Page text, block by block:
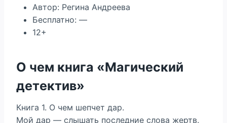
Автор: Регина Андреева
Бесплатно: —
12+
О чем книга «Магический
детектив»
Книга 1. О чем шепчет дар.
Мой дар — слышать последние слова жертв.